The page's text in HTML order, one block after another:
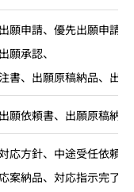
願申請、優先出願申請受
願承認、
書、出願原稿納品、出
願依頼書、出願原稿納
応方針、中途受任依頼書
案納品、対応指示完了